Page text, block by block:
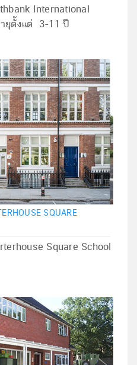
International
ยุตั้งแต่ 3-11 ปี
SQUARE
Square School